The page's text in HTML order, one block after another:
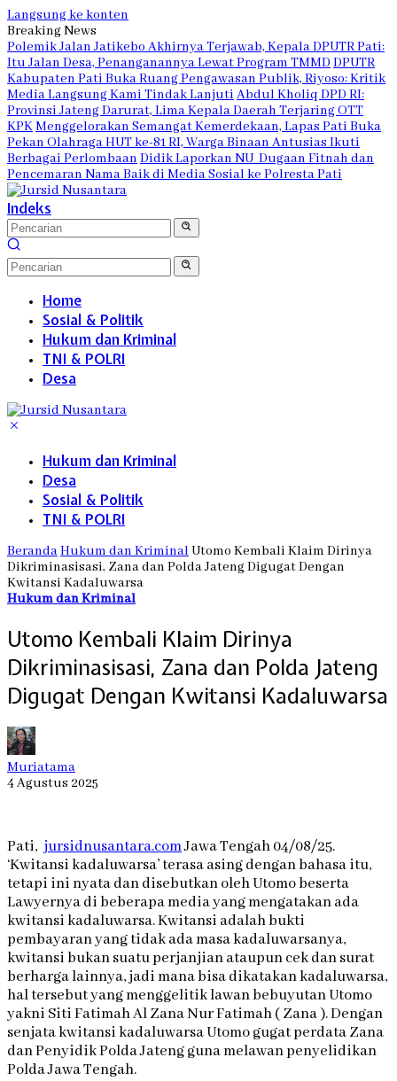
Langsung ke konten
Breaking News
Polemik Jalan Jatikebo Akhirnya Terjawab, Kepala DPUTR Pati:
Itu Jalan Desa, Penanganannya Lewat Program TMMD DPUTR
Kabupaten Pati Buka Ruang Pengawasan Publik, Riyoso: Kritik
Media Langsung Kami Tindak Lanjuti Abdul Kholiq DPD RI:
Provinsi Jateng Darurat, Lima Kepala Daerah Terjaring OTT
KPKMenggelorakan Semangat Kemerdekaan, Lapas Pati Buka
Pekan Olahraga HUT ke-81 RI, Warga Binaan Antusias Ikuti
Berbagai Perlombaan Didik Laporkan NU Dugaan Fitnah dan
Pencemaran Nama Baik di Media Sosial ke Polresta Pati
Indeks
Home
Sosial & Politik
Hukum dan Kriminal
TNI & POLRI
Desa
Hukum dan Kriminal
Desa
Sosial & Politik
TNI & POLRI
BerandaHukum dan KriminalUtomo Kembali Klaim Dirinya
Dikriminasisasi, Zana dan Polda Jateng Digugat Dengan
Kwitansi Kadaluwarsa
Hukum dan Kriminal
Utomo Kembali Klaim Dirinya
Dikriminasisasi, Zana dan Polda Jateng
Digugat Dengan Kwitansi Kadaluwarsa
Muriatama
4 Agustus 2025
Pati, jursidnusantara.comJawa Tengah 04/08/25.
‘Kwitansi kadaluwarsa’ terasa asing dengan bahasa itu,
tetapi ini nyata dan disebutkan oleh Utomo beserta
Lawyernya di beberapa media yang mengatakan ada
kwitansi kadaluwarsa. Kwitansi adalah bukti
pembayaran yang tidak ada masa kadaluwarsanya,
kwitansi bukan suatu perjanjian ataupun cek dan surat
berharga lainnya, jadi mana bisa dikatakan kadaluwarsa,
hal tersebut yang menggelitik lawan bebuyutan Utomo
yakni Siti Fatimah Al Zana Nur Fatimah ( Zana ). Dengan
senjata kwitansi kadaluwarsa Utomo gugat perdata Zana
dan Penyidik Polda Jateng guna melawan penyelidikan
Polda Jawa Tengah.